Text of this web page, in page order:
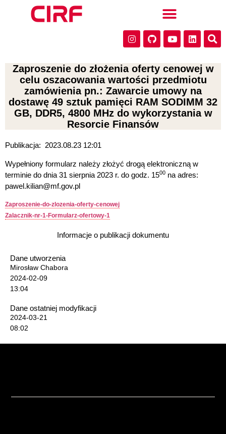
Zaproszenie do złożenia oferty cenowej w
celu oszacowania wartości przedmiotu
zamówienia pn.: Zawarcie umowy na
dostawę 49 sztuk pamięci RAM SODIMM 32
GB, DDR5, 4800 MHz do wykorzystania w
Resorcie Finansów
Publikacja: 2023.08.23 12:01
Wypełniony formularz należy złożyć drogą elektroniczną w
terminie do dnia 31 sierpnia 2023 r. do godz. 1500 na adres:
pawel.kilian@mf.gov.pl
Zaproszenie-do-zlozenia-oferty-cenowej
Zalacznik-nr-1-Formularz-ofertowy-1
Informacje o publikacji dokumentu
Dane utworzenia
Mirosław Chabora
2024-02-09
13:04
Dane ostatniej modyfikacji
2024-03-21
08:02